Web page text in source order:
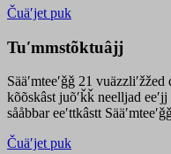
Čuäʹjet puk
Tuʹmmstõktuâjj
Sääʹmteeʹǧǧ 21
kõõskâst juõʹǩǩ neelljad
sååbbar eeʹttkâstt
Čuäʹjet puk